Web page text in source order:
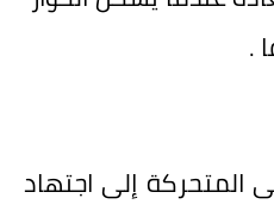
.
إلى اجتهاد